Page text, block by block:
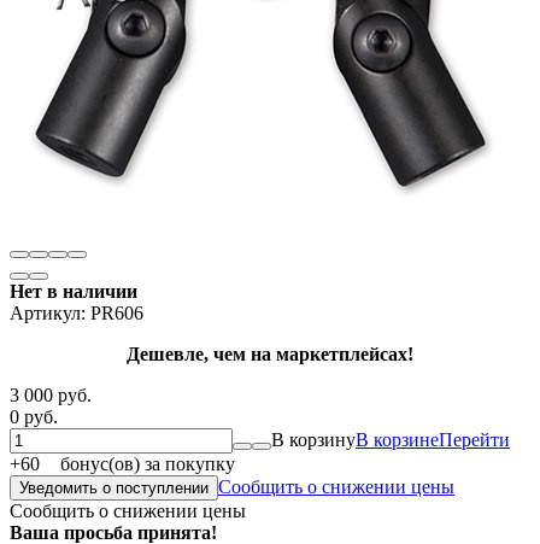
Нет в наличии
Артикул: PR606
Дешевле, чем на маркетплейсах!
3 000 руб.
0 руб.
В корзинуВ корзинеПерейти
+60 бонус(ов) за покупку
Уведомить о поступлении Сообщить о снижении цены
Сообщить о снижении цены
Ваша просьба принята!